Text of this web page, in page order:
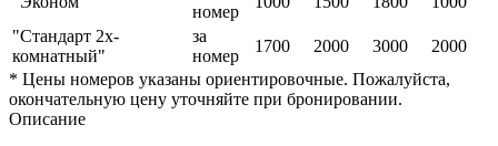
номер
"Стандарт 2х-
комнатный"
за
номер
1700 2000 3000
2000
* Цены номеров указаны ориентировочные. Пожалуйста,
окончательную цену уточняйте при бронировании.
Описание